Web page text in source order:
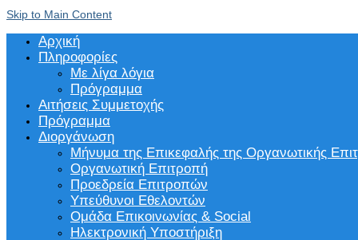
Skip to Main Content
Αρχική
Πληροφορίες
Με λίγα λόγια
Πρόγραμμα
Αιτήσεις Συμμετοχής
Πρόγραμμα
Διοργάνωση
Μήνυμα της Επικεφαλής της Οργανωτικής
Οργανωτική Επιτροπή
Προεδρεία Επιτροπών
Υπεύθυνοι Εθελοντών
Ομάδα Επικοινωνίας & Social
Ηλεκτρονική Υποστήριξη